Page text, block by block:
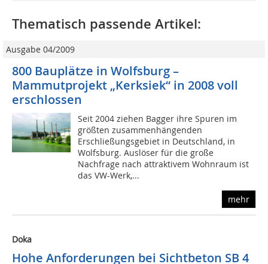
Thematisch passende Artikel:
Ausgabe 04/2009
800 Bauplätze in Wolfsburg –
Mammutprojekt „Kerksiek“ in 2008 voll
erschlossen
Seit 2004 ziehen Bagger ihre Spuren im
größten zusammenhängenden
Erschließungsgebiet in Deutschland, in
Wolfsburg. Auslöser für die große
Nachfrage nach attraktivem Wohnraum ist
das VW-Werk,...
mehr
Doka
Hohe Anforderungen bei Sichtbeton SB 4